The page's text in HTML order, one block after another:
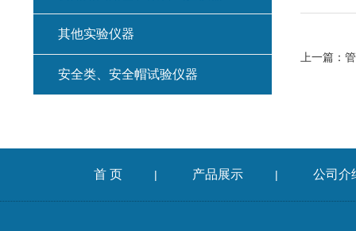
上一篇：
其他实验仪器
安全类、安全帽试验仪器
首 页 | 产品展示 | 公司介